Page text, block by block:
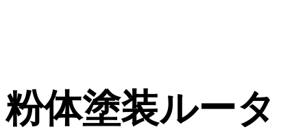
粉体塗装ルータ